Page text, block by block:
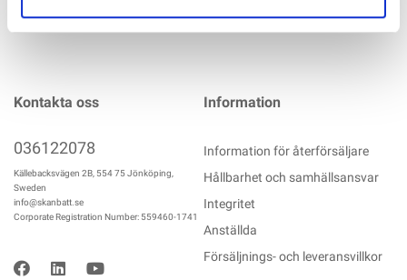
Kontakta oss
036122078
Källebacksvägen 2B, 554 75 Jönköping,
Sweden
info@skanbatt.se
Corporate Registration Number: 559460-1741
Information
Information för återförsäljare
Hållbarhet och samhällsansvar
Integritet
Anställda
Försäljnings- och leveransvillkor